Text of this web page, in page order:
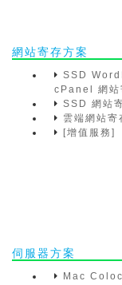
網站寄存方案
SSD
cPanel 網站
SSD 網站
雲端網站寄
[增值服務]
伺服器方案
Mac